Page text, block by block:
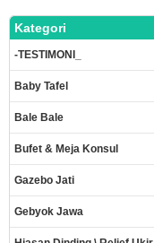
Kategori
-TESTIMONI_
Baby Tafel
Bale Bale
Bufet & Meja Konsul
Gazebo Jati
Gebyok Jawa